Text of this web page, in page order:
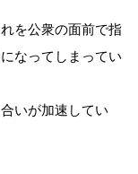
を公衆の面前で指
なってしまってい
いが加速してい